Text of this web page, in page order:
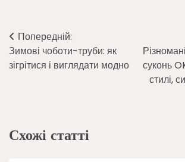
Навігація
записів
Попередній:
Зимові чоботи-труби: як
зігрітися і виглядати модно
суконь
стилі,
Схожі статті